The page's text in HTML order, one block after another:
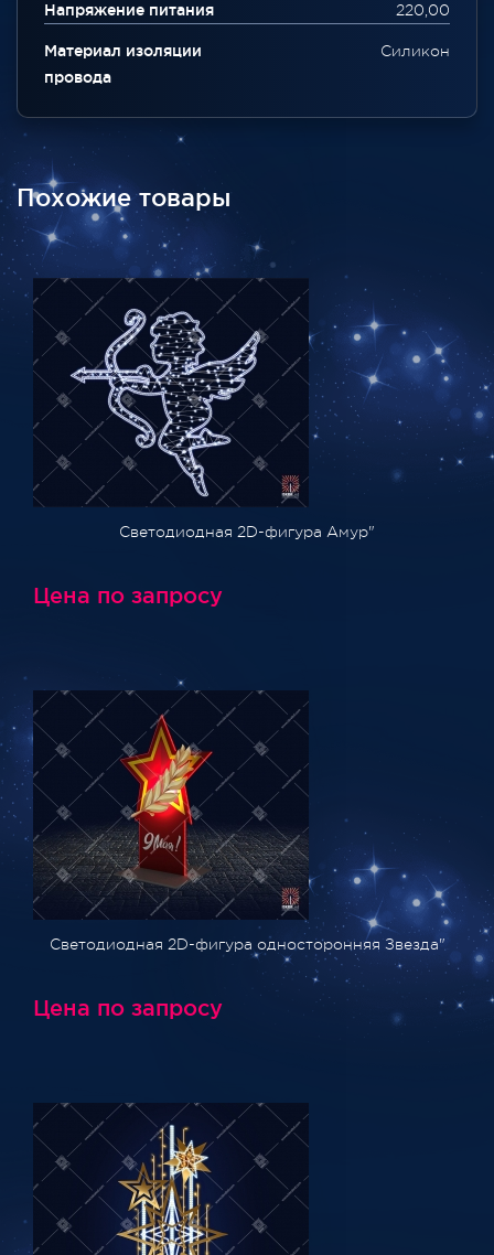
Напряжение питания 220,00
Материал изоляции
провода
Силикон
Похожие товары
Светодиодная 2D-фигура Амур"
Цена по запросу
Светодиодная 2D-фигура односторонняя Звезда"
Цена по запросу